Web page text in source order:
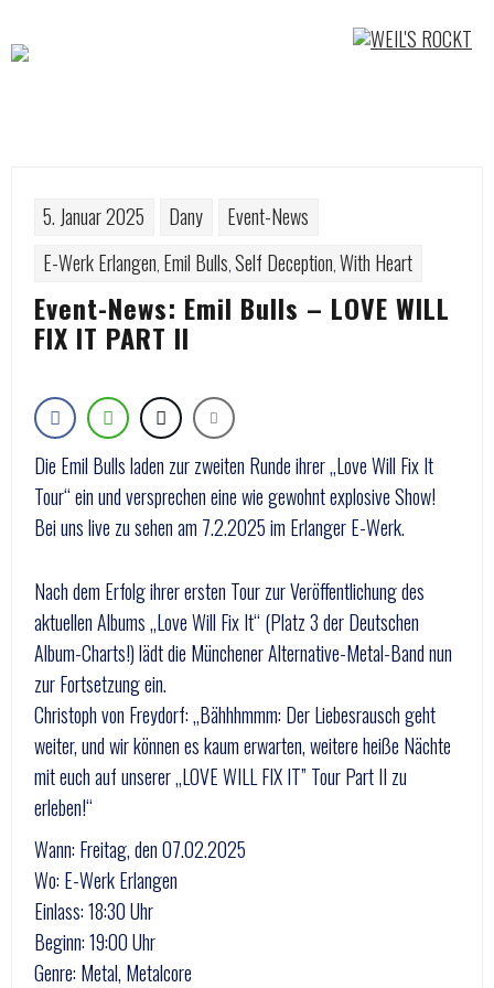
content
5. Januar 2025 Dany
Event-News
E-Werk Erlangen, Emil Bulls,Self Deception,With Heart
Event-News: Emil Bulls – LOVE WILL
FIX IT PART II
Die Emil Bulls laden zur zweiten Runde ihrer „Love Will Fix It
Tour“ ein und versprechen eine wie gewohnt explosive Show!
Bei uns live zu sehen am 7.2.2025 im Erlanger E-Werk.
Nach dem Erfolg ihrer ersten Tour zur Veröffentlichung des
aktuellen Albums „Love Will Fix It“ (Platz 3 der Deutschen
Album-Charts!) lädt die Münchener Alternative-Metal-Band nun
zur Fortsetzung ein.
Christoph von Freydorf: „Bähhhmmm: Der Liebesrausch geht
weiter, und wir können es kaum erwarten, weitere heiße Nächte
mit euch auf unserer „LOVE WILL FIX IT” Tour Part II zu
erleben!“
Wann: Freitag, den 07.02.2025
Wo: E-Werk Erlangen
Einlass: 18:30 Uhr
Beginn: 19:00 Uhr
Genre: Metal, Metalcore